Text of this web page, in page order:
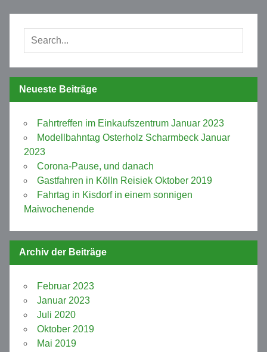
Neueste Beiträge
Fahrtreffen im Einkaufszentrum Januar 2023
Modellbahntag Osterholz Scharmbeck Januar
2023
Corona-Pause, und danach
Gastfahren in Kölln Reisiek Oktober 2019
Fahrtag in Kisdorf in einem sonnigen
Maiwochenende
Archiv der Beiträge
Februar 2023
Januar 2023
Juli 2020
Oktober 2019
Mai 2019